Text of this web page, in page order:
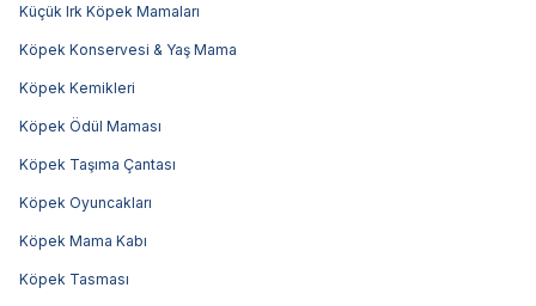
Küçük Irk Köpek Mamaları
Köpek Konservesi & Yaş Mama
Köpek Kemikleri
Köpek Ödül Maması
Köpek Taşıma Çantası
Köpek Oyuncakları
Köpek Mama Kabı
Köpek Tasması